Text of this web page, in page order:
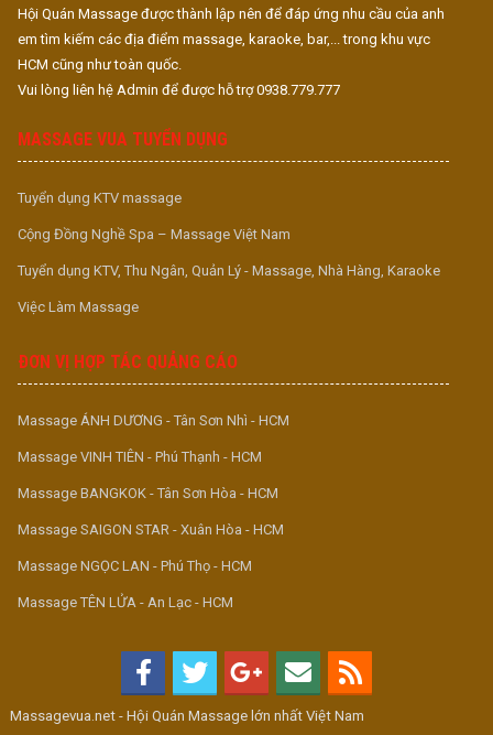
Hội Quán Massage được thành lập nên để đáp ứng nhu cầu của anh
em tìm kiếm các địa điểm massage, karaoke, bar,... trong khu vực
HCM cũng như toàn quốc.
Vui lòng liên hệ Admin để được hỗ trợ 0938.779.777
MASSAGE VUA TUYỂN DỤNG
Tuyển dụng KTV massage
Cộng Đồng Nghề Spa – Massage Việt Nam
Tuyển dụng KTV, Thu Ngân, Quản Lý - Massage, Nhà Hàng, Karaoke
Việc Làm Massage
ĐƠN VỊ HỢP TÁC QUẢNG CÁO
Massage ÁNH DƯƠNG - Tân Sơn Nhì - HCM
Massage VINH TIÊN - Phú Thạnh - HCM
Massage BANGKOK - Tân Sơn Hòa - HCM
Massage SAIGON STAR - Xuân Hòa - HCM
Massage NGỌC LAN - Phú Thọ - HCM
Massage TÊN LỬA - An Lạc - HCM
Massagevua.net - Hội Quán Massage lớn nhất Việt Nam